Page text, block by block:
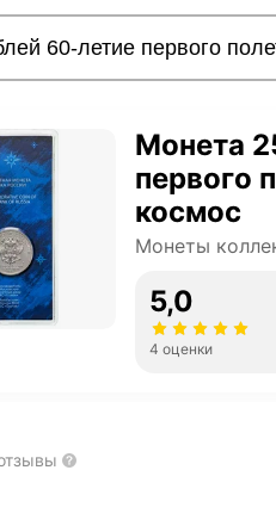
Монета
первого
космос
Монеты
5,0
4 оценки